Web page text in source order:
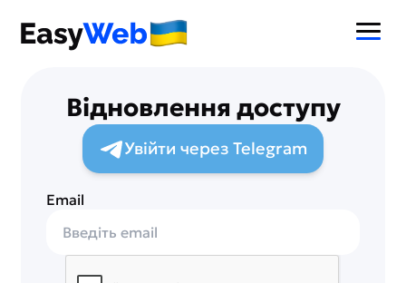
Відновлення доступу
Увійти через Telegram
Email